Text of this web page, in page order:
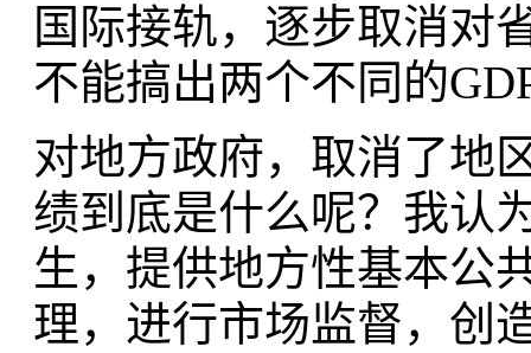
国际接轨，逐步取消对
不能搞出两个不同的
对地方政府，取消了地
绩到底是什么呢？我认
生，提供地方性基本公
理，进行市场监督，创